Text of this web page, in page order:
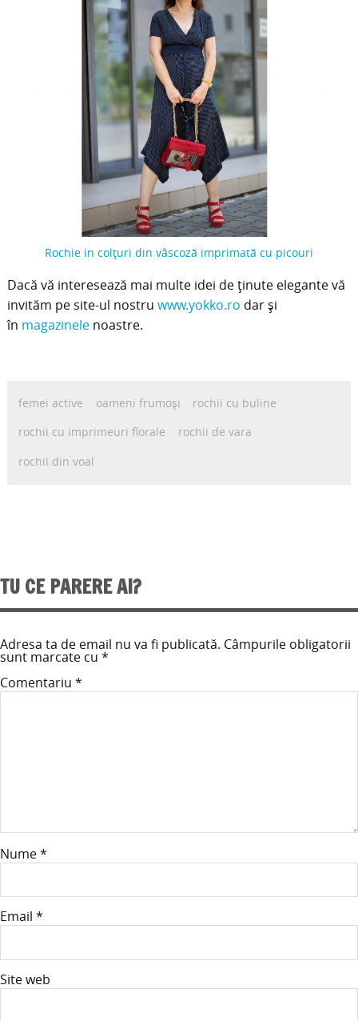
Rochie in colțuri din vâscoză imprimată cu picouri
Dacă vă interesează mai multe idei de ținute elegante vă
invităm pe site-ul nostru www.yokko.ro dar și
în magazinelenoastre.
femei active oameni frumoși
rochii cu buline
rochii cu imprimeuri florale
rochii de vara
rochii din voal
TU CE PARERE AI?
Adresa ta de email nu va fi publicată. Câmpurile obligatorii
sunt marcate cu *
Comentariu *
Nume*
Email *
Site web